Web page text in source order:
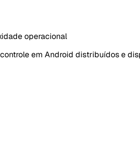
operacional
em Android distribuídos e